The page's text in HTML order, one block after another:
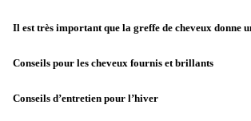
Il est très important que la greffe de cheveux donne
Conseils pour les cheveux fournis et brillants
Conseils d’entretien pour l’hiver